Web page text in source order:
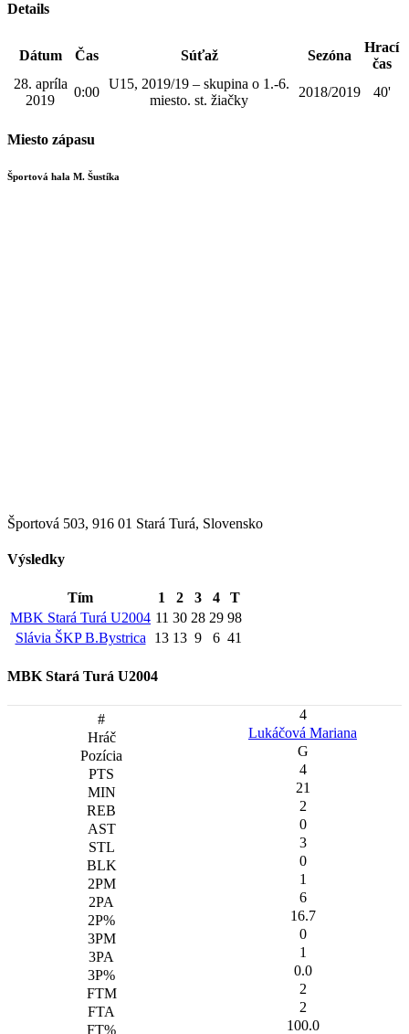
Details
Dátum Čas Súťaž Sezóna
Hrací
čas
28. apríla
2019
0:00
U15, 2019/19 – skupina o 1.-6.
miesto. st. žiačky
2018/2019 40'
Miesto zápasu
Športová hala M. Šustíka
Športová 503, 916 01 Stará Turá, Slovensko
Výsledky
Tím 1 2 3 4
T
MBK Stará Turá U2004 11 30 28 29 98
Slávia ŠKP B.Bystrica
13 13 9 6 41
MBK Stará Turá U2004
4
Lukáčová Mariana
G
4
21
2
0
3
0
1
6
16.7
0
1
0.0
2
2
100.0